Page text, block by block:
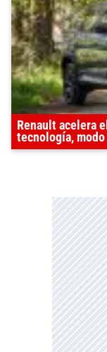
Renault acelera
tecnología,